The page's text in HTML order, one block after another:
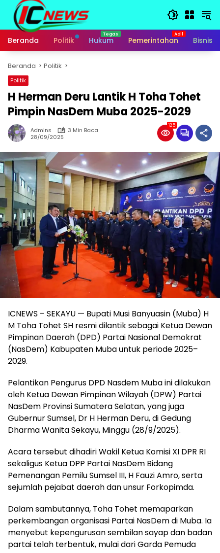
Langsung
konten
Beranda
Politik Hukum Pemerintahan Bisnis
Beranda Politik
Politik
H Herman Deru Lantik H Toha Tohet
Pimpin NasDem Muba 2025-2029
Admins
3 Min Baca
28/09/2025
125
ICNEWS – SEKAYU — Bupati Musi Banyuasin (Muba) H
M Toha Tohet SH resmi dilantik sebagai Ketua Dewan
Pimpinan Daerah (DPD) Partai Nasional Demokrat
(NasDem) Kabupaten Muba untuk periode 2025–
2029.
Pelantikan Pengurus DPD Nasdem Muba ini dilakukan
oleh Ketua Dewan Pimpinan Wilayah (DPW) Partai
NasDem Provinsi Sumatera Selatan, yang juga
Gubernur Sumsel, Dr H Herman Deru, di Gedung
Dharma Wanita Sekayu, Minggu (28/9/2025).
Acara tersebut dihadiri Wakil Ketua Komisi XI DPR RI
sekaligus Ketua DPP Partai NasDem Bidang
Pemenangan Pemilu Sumsel III, H Fauzi Amro, serta
sejumlah pejabat daerah dan unsur Forkopimda.
Dalam sambutannya, Toha Tohet memaparkan
perkembangan organisasi Partai NasDem di Muba. Ia
menyebut kepengurusan sembilan sayap dan badan
partai telah terbentuk, mulai dari Garda Pemuda